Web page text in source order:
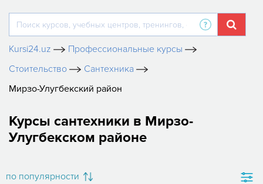
Kursi24.uz
Профессиональные курсы
Стоительство
Сантехника
Мирзо-Улугбекский район
Курсы сантехники в Мирзо-
Улугбекском районе
по популярности